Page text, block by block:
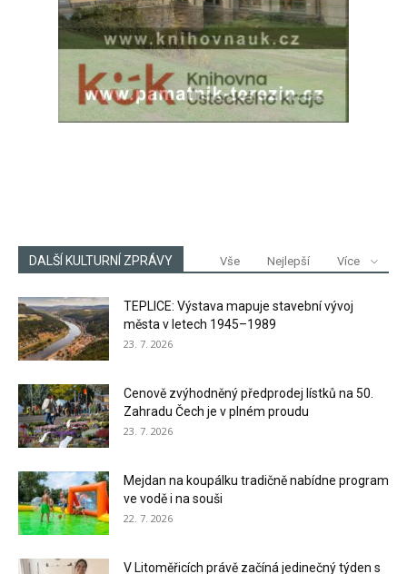
DALŠÍ KULTURNÍ ZPRÁVY Vše Nejlepší Více
TEPLICE: Výstava mapuje stavební vývoj
města v letech 1945–1989
23. 7. 2026
Cenově zvýhodněný předprodej lístků na 50.
Zahradu Čech je v plném proudu
23. 7. 2026
Mejdan na koupálku tradičně nabídne program
ve vodě i na souši
22. 7. 2026
V Litoměřicích právě začíná jedinečný týden s